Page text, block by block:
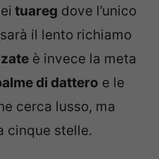
tuareg dove l’unico
il lento richiamo
è invece la meta
di dattero e le
cerca lusso, ma
cinque stelle.